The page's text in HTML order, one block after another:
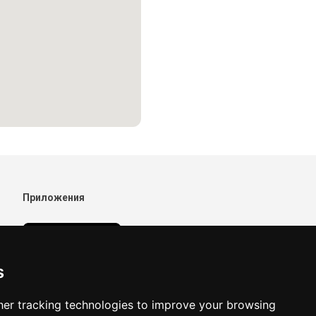
tracking technologies to improve your browsing
Приложения